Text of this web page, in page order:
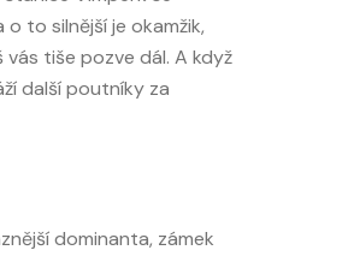
to silnější je okamžik,
tiše pozve dál. A když
další poutníky za
dominanta, zámek